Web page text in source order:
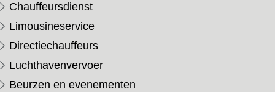
Chauffeursdienst
Limousineservice
Directiechauffeurs
Luchthavenvervoer
Beurzen en evenementen